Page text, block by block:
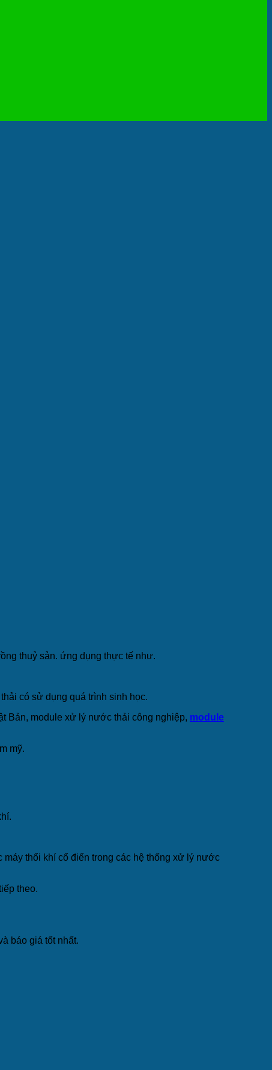
thuỷ sản. ứng dụng thực tế như.
có sử dụng quá trình sinh học.
Bản, module xử lý nước thải công nghiệp, module
mỹ.
thổi khí cổ điển trong các hệ thống xử lý nước
theo.
báo giá tốt nhất.